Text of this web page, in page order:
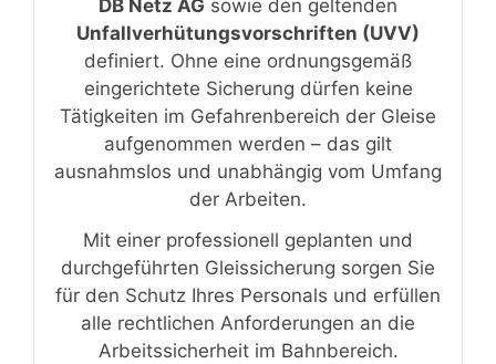
DB Netz AG sowie den geltenden
Unfallverhütungsvorschriften (UVV)
definiert. Ohne eine ordnungsgemäß
eingerichtete Sicherung dürfen keine
Tätigkeiten im Gefahrenbereich der Gleise
aufgenommen werden – das gilt
ausnahmslos und unabhängig vom Umfang
der Arbeiten.
Mit einer professionell geplanten und
durchgeführten Gleissicherung sorgen Sie
für den Schutz Ihres Personals und erfüllen
alle rechtlichen Anforderungen an die
Arbeitssicherheit im Bahnbereich.